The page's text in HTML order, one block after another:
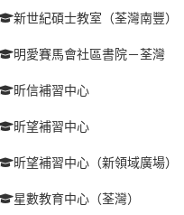
新世紀碩士教室（荃灣南豐）
明愛賽馬會社區書院－荃灣
昕信補習中心
昕望補習中心
昕望補習中心（新領域廣場）
星數教育中心（荃灣）